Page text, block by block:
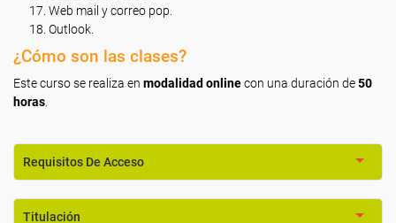
Web mail y correo pop.
Outlook.
¿Cómo son las clases?
Este curso se realiza en modalidad onlinecon una duración de50
horas
Requisitos De Acceso
Titulación